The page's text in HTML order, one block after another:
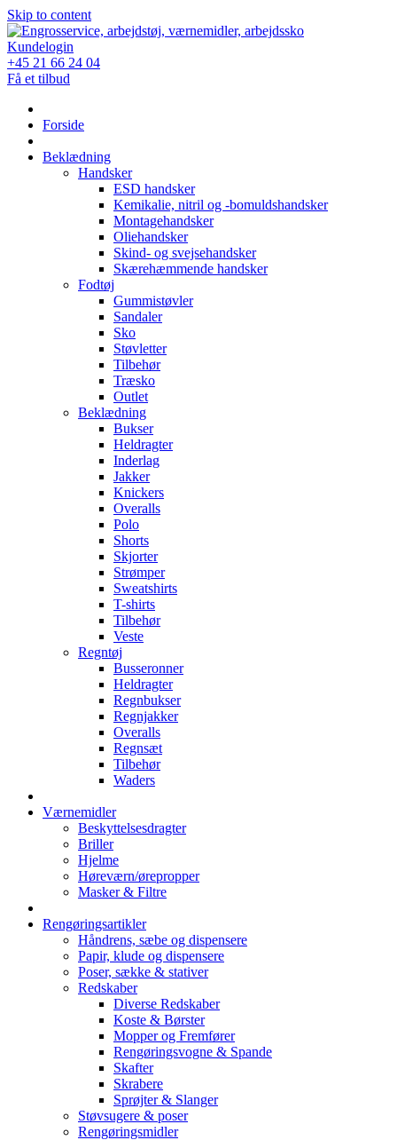
Skip to content
Kundelogin
+45 21 66 24 04
Få et tilbud
Forside
Beklædning
Handsker
ESD handsker
Kemikalie, nitril og -bomuldshandsker
Montagehandsker
Oliehandsker
Skind- og svejsehandsker
Skærehæmmende handsker
Fodtøj
Gummistøvler
Sandaler
Sko
Støvletter
Tilbehør
Træsko
Outlet
Beklædning
Bukser
Heldragter
Inderlag
Jakker
Knickers
Overalls
Polo
Shorts
Skjorter
Strømper
Sweatshirts
T-shirts
Tilbehør
Veste
Regntøj
Busseronner
Heldragter
Regnbukser
Regnjakker
Overalls
Regnsæt
Tilbehør
Waders
Værnemidler
Beskyttelsesdragter
Briller
Hjelme
Høreværn/ørepropper
Masker & Filtre
Rengøringsartikler
Håndrens, sæbe og dispensere
Papir, klude og dispensere
Poser, sække & stativer
Redskaber
Diverse Redskaber
Koste & Børster
Mopper og Fremfører
Rengøringsvogne & Spande
Skafter
Skrabere
Sprøjter & Slanger
Støvsugere & poser
Rengøringsmidler